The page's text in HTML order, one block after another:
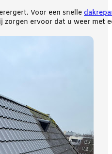
Voor een snelle
zorgen ervoor dat u weer met